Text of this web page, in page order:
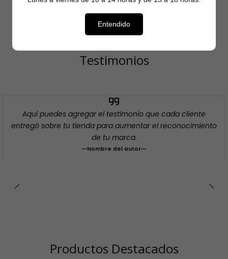
Testimonios
Aquí puedes agregar el testimonio que cada cliente
entregó sobre tu tienda para aumentar el reconocimiento
de tu marca.
Nombre del autor
Productos Destacados
Entendido